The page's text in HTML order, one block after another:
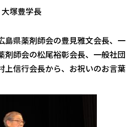
大塚豊学長
島県薬剤師会の豊見雅文会長、一
剤師会の松尾裕彰会長、一般社団
上信行会長から、お祝いのお言葉